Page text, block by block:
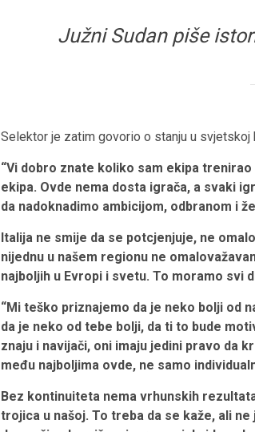
Južni Sudan piše
Selektor je zatim govorio o stanju u svjetskoj
“Vi dobro znate koliko sam ekipa
ekipa. Ovde nema dosta igrača, a svaki
da nadoknadimo ambicijom, odbranom i
Italija ne smije da se potcjenjuje, ne
nijednu u našem regionu ne
najboljih u Evropi i svetu. To moramo svi
“Mi teško priznajemo da je neko bolji od
da je neko od tebe bolji, da ti to bude
znaju i navijači, oni imaju jedini pravo da
među najboljima ovde, ne samo
Bez kontinuiteta nema vrhunskih
trojica u našoj. To treba da se kaže, ali